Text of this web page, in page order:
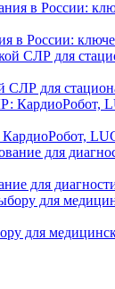
в России:
СЛР для
для
для